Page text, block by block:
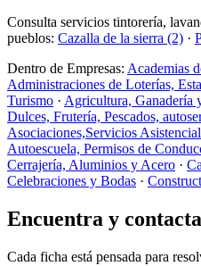
Consulta servicios tintorería,
pueblos: Cazalla de la sierra (2) ·
Dentro de Empresas: Academias
Administraciones de Loterías,
Turismo · Agricultura, Ganadería
Dulces, Frutería, Pescados,
Asociaciones,Servicios
Autoescuela, Permisos de
Cerrajería, Aluminios y Acero ·
Celebraciones y Bodas ·
Encuentra y
Cada ficha está pensada para